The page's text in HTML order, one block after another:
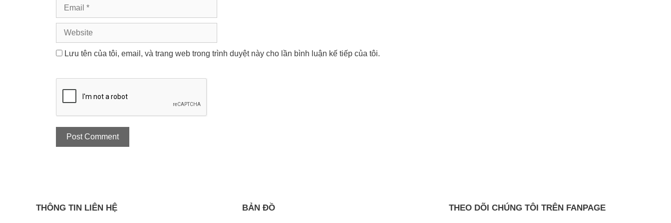
Email
Website
Lưu tên của tôi, email, và trang web trong trình duyệt này cho lần bình luận kế tiếp của tôi.
THÔNG TIN LIÊN HỆ BẢN ĐỒ THEO DÕI CHÚNG TÔI TRÊN FANPAGE